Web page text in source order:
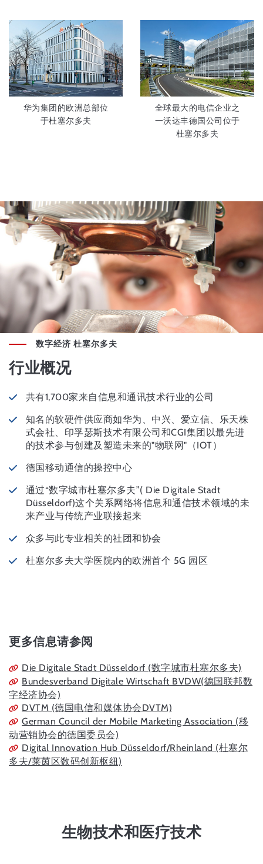
华为集团的欧洲总部位
于杜塞尔多夫
全球最大的电信企业之
一沃达丰德国公司位于
杜塞尔多夫
数字经济 杜塞尔多夫
行业概况
共有1,700家来自信息和通讯技术行业的公司
知名的软硬件供应商如华为、中兴、爱立信、乐天株
式会社、印孚瑟斯技术有限公司和CGI集团以最先进
的技术参与创建及塑造未来的"物联网"（IOT）
德国移动通信的操控中心
通过“数字城市杜塞尔多夫”( Die Digitale Stadt
Düsseldorf)这个关系网络将信息和通信技术领域的未
来产业与传统产业联接起来
众多与此专业相关的社团和协会
杜塞尔多夫大学医院内的欧洲首个 5G 园区
更多信息请参阅
Die Digitale Stadt Düsseldorf (数字城市杜塞尔多夫)
Bundesverband Digitale Wirtschaft BVDW(德国联邦数
字经济协会)
DVTM (德国电信和媒体协会DVTM)
German Council der Mobile Marketing Association (移
动营销协会的德国委员会)
Digital Innovation Hub Düsseldorf/Rheinland (杜塞尔
多夫/莱茵区数码创新枢纽)
生物技术和医疗技术